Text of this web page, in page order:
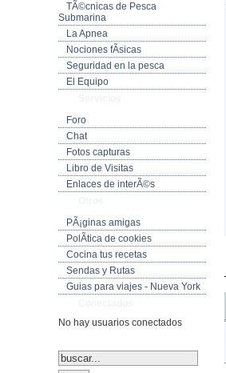
TÃ©cnicas de Pesca
Submarina
La Apnea
Nociones fÃ­sicas
Seguridad en la pesca
El Equipo
Foro
Chat
Fotos capturas
Libro de Visitas
Enlaces de interÃ©s
PÃ¡ginas amigas
PolÃ­tica de cookies
Cocina tus recetas
Sendas y Rutas
Guias para viajes - Nueva York
No hay usuarios conectados